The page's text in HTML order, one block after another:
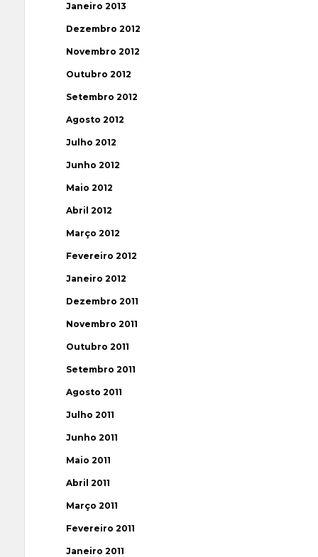
Janeiro 2013
Dezembro 2012
Novembro 2012
Outubro 2012
Setembro 2012
Agosto 2012
Julho 2012
Junho 2012
Maio 2012
Abril 2012
Março 2012
Fevereiro 2012
Janeiro 2012
Dezembro 2011
Novembro 2011
Outubro 2011
Setembro 2011
Agosto 2011
Julho 2011
Junho 2011
Maio 2011
Abril 2011
Março 2011
Fevereiro 2011
Janeiro 2011